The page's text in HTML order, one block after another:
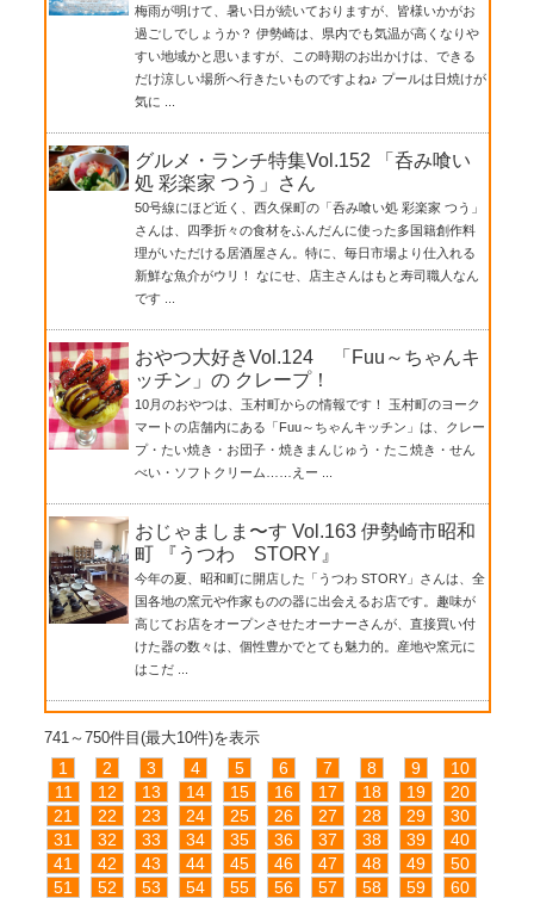
梅雨が明けて、暑い日が続いておりますが、皆様いかがお
過ごしでしょうか？ 伊勢崎は、県内でも気温が高くなりや
すい地域かと思いますが、この時期のお出かけは、できる
だけ涼しい場所へ行きたいものですよね♪ プールは日焼けが
気に ...
グルメ・ランチ特集Vol.152 「呑み喰い
処 彩楽家 つう」さん
50号線にほど近く、西久保町の「呑み喰い処 彩楽家 つう」
さんは、四季折々の食材をふんだんに使った多国籍創作料
理がいただける居酒屋さん。特に、毎日市場より仕入れる
新鮮な魚介がウリ！ なにせ、店主さんはもと寿司職人なん
です ...
おやつ大好きVol.124 「Fuu～ちゃんキ
ッチン」の クレープ！
10月のおやつは、玉村町からの情報です！ 玉村町のヨーク
マートの店舗内にある「Fuu～ちゃんキッチン」は、クレー
プ・たい焼き・お団子・焼きまんじゅう・たこ焼き・せん
べい・ソフトクリーム……えー ...
おじゃましま〜す Vol.163 伊勢崎市昭和
町 『うつわ STORY』
今年の夏、昭和町に開店した「うつわ STORY」さんは、全
国各地の窯元や作家ものの器に出会えるお店です。趣味が
高じてお店をオープンさせたオーナーさんが、直接買い付
けた器の数々は、個性豊かでとても魅力的。産地や窯元に
はこだ ...
741～750件目(最大10件)を表示
1 2 3 4 5 6 7 8 9
10
11
12 13 14 15 16 17 18 19
20
21
22 23 24 25 26 27 28 29
30
31
32 33 34 35 36 37 38 39
40
41
42 43 44 45 46 47 48 49
50
51
52 53 54 55 56 57 58 59
60